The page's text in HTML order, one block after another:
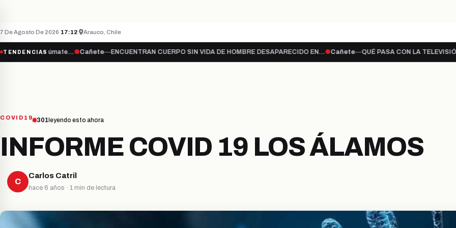
7 De Agosto De 2026·17:12· Arauco, Chile
TENDENCIAS
●Cañete—ENCUENTRAN CUERPO SIN VIDA DE HOMBRE DESAPARECIDO EN…●Cañete—QUÉ PASA CON LA TELEVISIÓN ABIERTA?
COVID19 301 leyendo esto ahora
INFORME COVID 19 LOS ÁLAMOS
C
Carlos Catril
hace 6 años · 1 min de lectura